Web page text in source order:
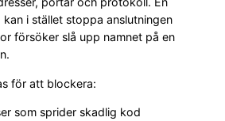
i stället stoppa anslutningen
försöker slå upp namnet på en
för att blockera:
som sprider skadlig kod